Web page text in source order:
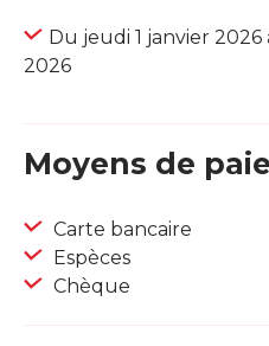
Du jeudi 1 janvier
2026
Moyens de
Carte bancaire
Espèces
Chèque